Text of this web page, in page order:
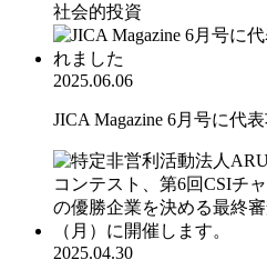
社会的投資
2025.06.06
JICA Magazine 6月号に代
2025.04.30